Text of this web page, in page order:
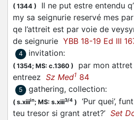
( 1344 )
Il ne put estre entendu
my sa seignurie reservé mes
qe l’attreit est par voie de
de seignurie YBB 18-19 Ed III
4 invitation:
( 1354; MS: c.1360 )
par mon
entreez Sz Med1 84
5 gathering, collection:
( s.xiiiin; MS: s.xiii3/4 )
‘Pur quei’,
teu tresor si grant atret?’ Set